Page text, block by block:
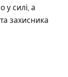
у силі, а
захисника